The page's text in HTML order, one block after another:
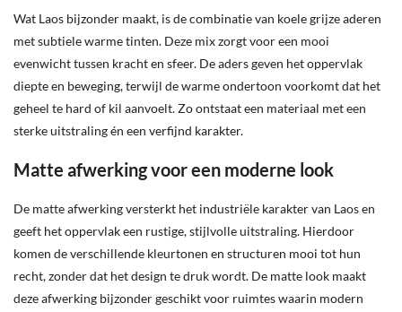
Wat Laos bijzonder maakt, is de combinatie van koele grijze aderen
met subtiele warme tinten. Deze mix zorgt voor een mooi
evenwicht tussen kracht en sfeer. De aders geven het oppervlak
diepte en beweging, terwijl de warme ondertoon voorkomt dat het
geheel te hard of kil aanvoelt. Zo ontstaat een materiaal met een
sterke uitstraling én een verfijnd karakter.
Matte afwerking voor een moderne look
De matte afwerking versterkt het industriële karakter van Laos en
geeft het oppervlak een rustige, stijlvolle uitstraling. Hierdoor
komen de verschillende kleurtonen en structuren mooi tot hun
recht, zonder dat het design te druk wordt. De matte look maakt
deze afwerking bijzonder geschikt voor ruimtes waarin modern